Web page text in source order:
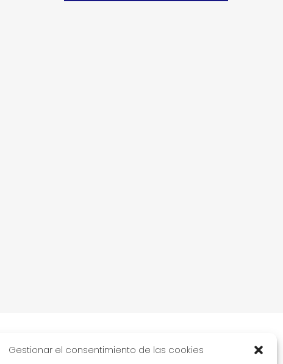
Gestionar el consentimiento de las cookies